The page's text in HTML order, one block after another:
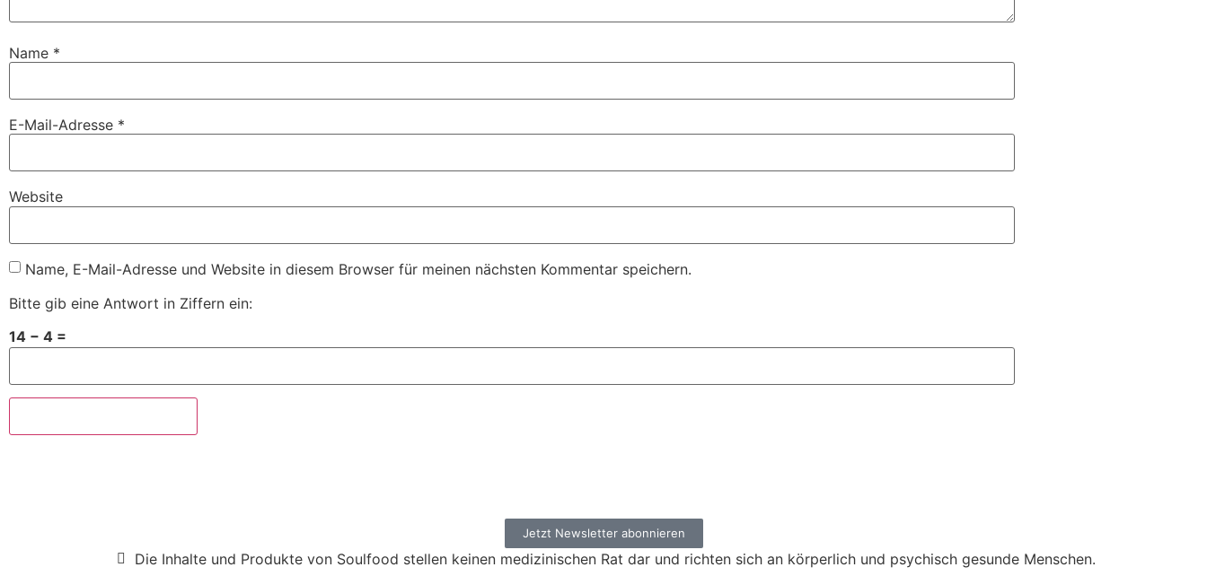
Name *
E-Mail-Adresse *
Website
Name, E-Mail-Adresse und Website in diesem Browser für meinen nächsten Kommentar speichern.
Bitte gib eine Antwort in Ziffern ein:
14 − 4 =
Jetzt Newsletter abonnieren
Die Inhalte und Produkte von Soulfood stellen keinen medizinischen Rat dar und richten sich an körperlich und psychisch gesunde Menschen.​